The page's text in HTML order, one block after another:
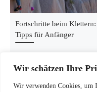
Wir schätzen Ihre
Wir verwenden Cookies, um
Fortschritte beim Klettern:
Tipps für Anfänger